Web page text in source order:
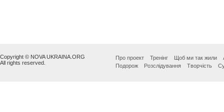
Copyright © NOVA UKRAINA.ORG
All rights reserved.
Про проект Тренінг Щоб ми так жили
Подорож
Розслідування Творчість